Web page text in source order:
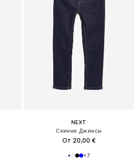
NEXT
Скинни Джинсы
От 20,00 €
+7